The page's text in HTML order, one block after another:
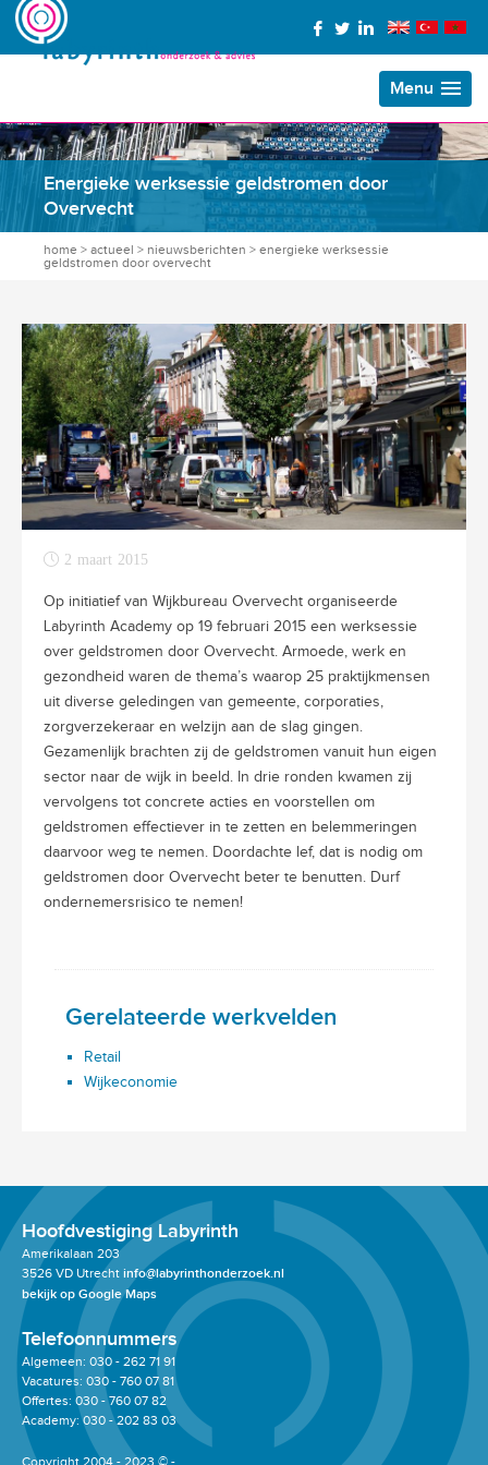
Menu
Energieke werksessie geldstromen door
Overvecht
home > actueel > nieuwsberichten > energieke werksessie
geldstromen door overvecht
2 maart 2015
Op initiatief van Wijkbureau Overvecht organiseerde
Labyrinth Academy op 19 februari 2015 een werksessie
over geldstromen door Overvecht. Armoede, werk en
gezondheid waren de thema’s waarop 25 praktijkmensen
uit diverse geledingen van gemeente, corporaties,
zorgverzekeraar en welzijn aan de slag gingen.
Gezamenlijk brachten zij de geldstromen vanuit hun eigen
sector naar de wijk in beeld. In drie ronden kwamen zij
vervolgens tot concrete acties en voorstellen om
geldstromen effectiever in te zetten en belemmeringen
daarvoor weg te nemen. Doordachte lef, dat is nodig om
geldstromen door Overvecht beter te benutten. Durf
ondernemersrisico te nemen!
Gerelateerde werkvelden
Retail
Wijkeconomie
Hoofdvestiging Labyrinth
Amerikalaan 203
3526 VD Utrecht info@labyrinthonderzoek.nl
bekijk op Google Maps
Telefoonnummers
Algemeen: 030 - 262 71 91
Vacatures: 030 - 760 07 81
Offertes: 030 - 760 07 82
Academy: 030 - 202 83 03
Copyright 2004 - 2023 © -